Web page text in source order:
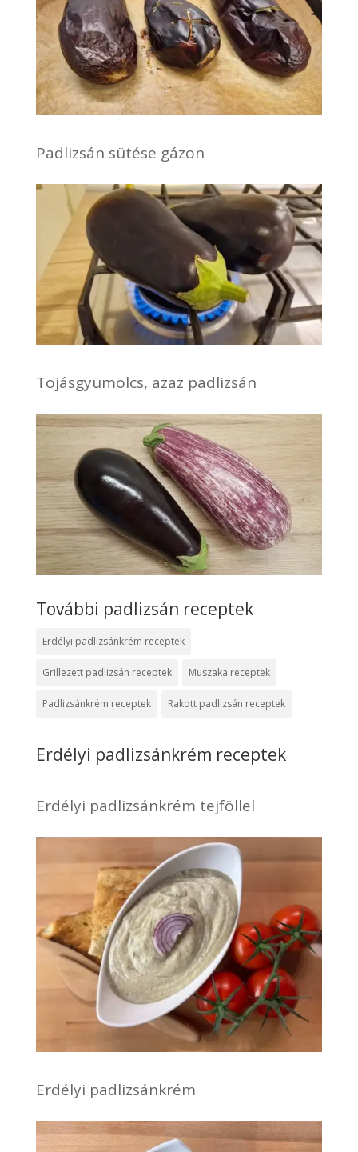
Padlizsán sütése gázon
Tojásgyümölcs, azaz padlizsán
További padlizsán receptek
Erdélyi padlizsánkrém receptek
Grillezett padlizsán receptek Muszaka receptek
Padlizsánkrém receptek Rakott padlizsán receptek
Erdélyi padlizsánkrém receptek
Erdélyi padlizsánkrém tejföllel
Erdélyi padlizsánkrém